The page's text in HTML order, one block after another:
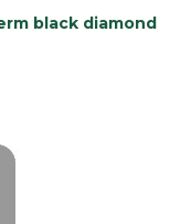
black diamond